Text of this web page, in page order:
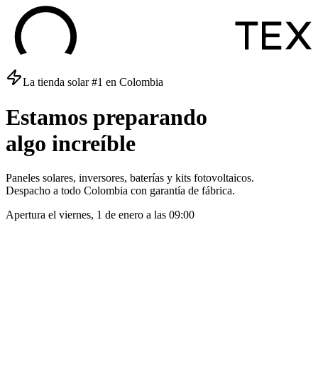
La tienda solar #1 en Colombia
Estamos preparando
algo increíble
Paneles solares, inversores, baterías y kits fotovoltaicos.
Despacho a todo Colombia con garantía de fábrica.
Apertura el viernes, 1 de enero a las 09:00